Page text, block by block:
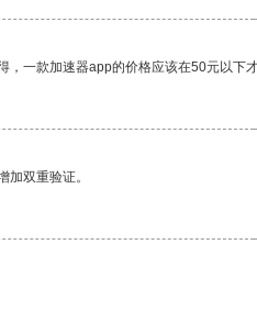
一款加速器app的价格应该在50元以下才
双重验证。